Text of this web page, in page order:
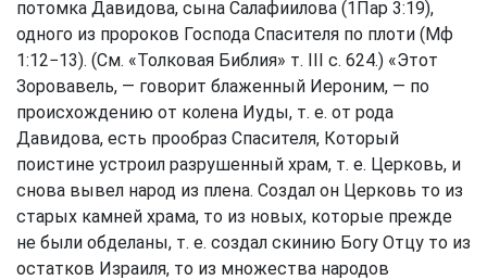
потомка Давидова, сына Салафиилова (1Пар 3:19),
одного из пророков Господа Спасителя по плоти (Мф
1:12−13). (См. «Толковая Библия» т. III с. 624.) «Этот
Зоровавель, — говорит блаженный Иероним, — по
происхождению от колена Иуды, т. е. от рода
Давидова, есть прообраз Спасителя, Который
поистине устроил разрушенный храм, т. е. Церковь, и
снова вывел народ из плена. Создал он Церковь то из
старых камней храма, то из новых, которые прежде
не были обделаны, т. е. создал скинию Богу Отцу то из
остатков Израиля, то из множества народов